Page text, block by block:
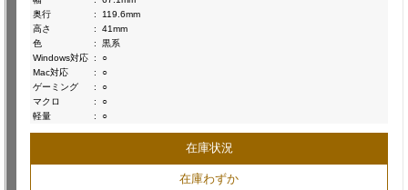
奥行
:
119.6mm
高さ
:
41mm
色
:
黒系
Windows対応 :
○
Mac対応
:
○
ゲーミング
:
○
マクロ
:
○
軽量
: ○
在庫状況
在庫わずか